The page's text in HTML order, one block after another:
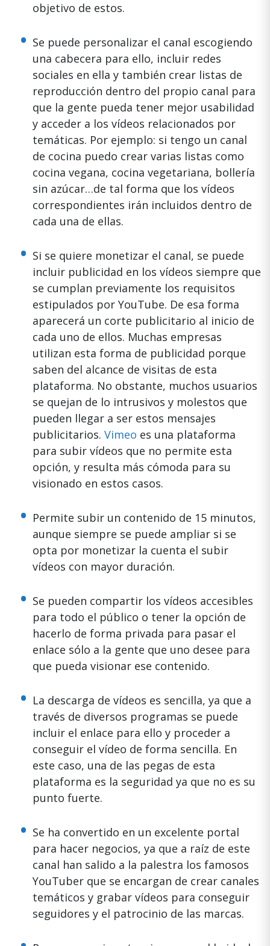
objetivo de estos.
Se puede personalizar el canal escogiendo
una cabecera para ello, incluir redes
sociales en ella y también crear listas de
reproducción dentro del propio canal para
que la gente pueda tener mejor usabilidad
y acceder a los vídeos relacionados por
temáticas. Por ejemplo: si tengo un canal
de cocina puedo crear varias listas como
cocina vegana, cocina vegetariana, bollería
sin azúcar…de tal forma que los vídeos
correspondientes irán incluidos dentro de
cada una de ellas.
Si se quiere monetizar el canal, se puede
incluir publicidad en los vídeos siempre que
se cumplan previamente los requisitos
estipulados por YouTube. De esa forma
aparecerá un corte publicitario al inicio de
cada uno de ellos. Muchas empresas
utilizan esta forma de publicidad porque
saben del alcance de visitas de esta
plataforma. No obstante, muchos usuarios
se quejan de lo intrusivos y molestos que
pueden llegar a ser estos mensajes
publicitarios. Vimeo es una plataforma
para subir vídeos que no permite esta
opción, y resulta más cómoda para su
visionado en estos casos.
Permite subir un contenido de 15 minutos,
aunque siempre se puede ampliar si se
opta por monetizar la cuenta el subir
vídeos con mayor duración.
Se pueden compartir los vídeos accesibles
para todo el público o tener la opción de
hacerlo de forma privada para pasar el
enlace sólo a la gente que uno desee para
que pueda visionar ese contenido.
La descarga de vídeos es sencilla, ya que a
través de diversos programas se puede
incluir el enlace para ello y proceder a
conseguir el vídeo de forma sencilla. En
este caso, una de las pegas de esta
plataforma es la seguridad ya que no es su
punto fuerte.
Se ha convertido en un excelente portal
para hacer negocios, ya que a raíz de este
canal han salido a la palestra los famosos
YouTuber que se encargan de crear canales
temáticos y grabar vídeos para conseguir
seguidores y el patrocinio de las marcas.